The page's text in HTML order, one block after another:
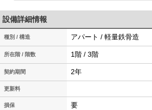
設備詳細情報
種別 / 構造 アパート / 軽量鉄骨造
所在階 / 階数 1階 / 3階
契約期間 2年
更新料
損保 要